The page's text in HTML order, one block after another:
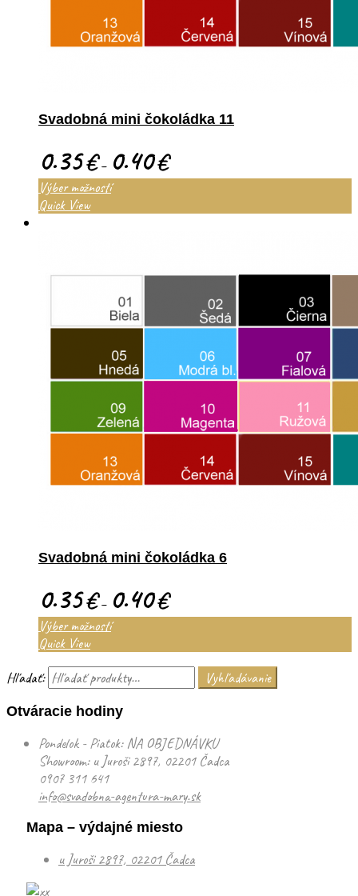
Svadobná mini čokoládka 11
0.35€– 0.40€
Výber možností
Quick View
Svadobná mini čokoládka 6
0.35€– 0.40€
Výber možností
Quick View
Hľadať:
Vyhľadávanie
Otváracie hodiny
Pondelok - Piatok: NA OBJEDNÁVKU
Showroom: u Juroši 2897, 02201 Čadca
0907 311 641
info@svadobna-agentura-mary.sk
Mapa – výdajné miesto
u Juroši 2897, 02201 Čadca